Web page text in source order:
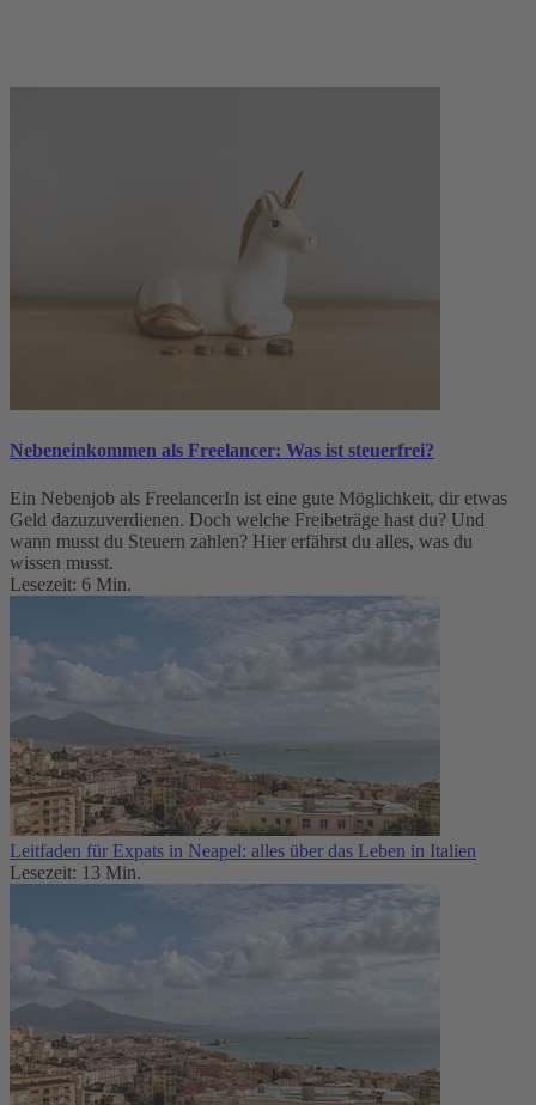
Nebeneinkommen als Freelancer: Was ist steuerfrei?
Ein Nebenjob als FreelancerIn ist eine gute Möglichkeit, dir etwas
Geld dazuzuverdienen. Doch welche Freibeträge hast du? Und
wann musst du Steuern zahlen? Hier erfährst du alles, was du
wissen musst.
Lesezeit: 6 Min.
Leitfaden für Expats in Neapel: alles über das Leben in Italien
Lesezeit: 13 Min.